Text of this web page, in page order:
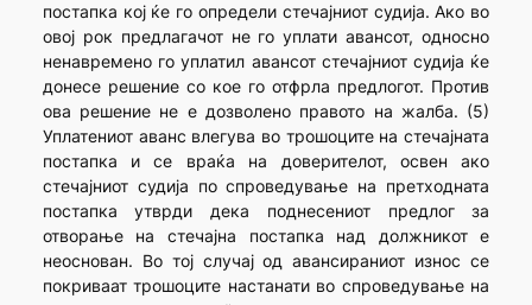
постапка кој ќе го определи стечајниот судија. Ако во
овој рок предлагачот не го уплати авансот, односно
ненавремено го уплатил авансот стечајниот судија ќе
донесе решение со кое го отфрла предлогот. Против
ова решение не е дозволено правото на жалба. (5)
Уплатениот аванс влегува во трошоците на стечајната
постапка и се враќа на доверителот, освен ако
стечајниот судија по спроведување на претходната
постапка утврди дека поднесениот предлог за
отворање на стечајна постапка над должникот е
неоснован. Во тој случај од авансираниот износ се
покриваат трошоците настанати во спроведување на